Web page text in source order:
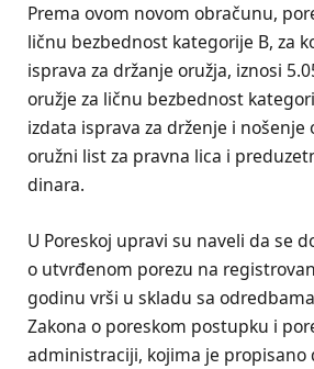
Prema ovom novom obračunu,
ličnu bezbednost kategorije B, za
isprava za držanje oružja, iznosi
oružje za ličnu bezbednost
izdata isprava za drženje i
oružni list za pravna lica i
dinara.
U Poreskoj upravi su naveli da se
o utvrđenom porezu na
godinu vrši u skladu sa
Zakona o poreskom postupku i
administraciji, kojima je propisano